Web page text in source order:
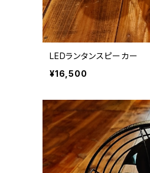
LEDランタンスピーカー
¥16,500